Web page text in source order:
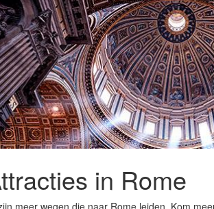
in Rome
meer wegen die naar Rome leiden. Kom